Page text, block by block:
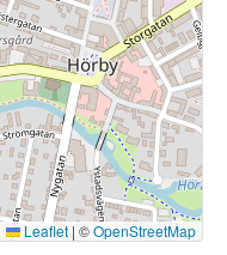
Leaflet | ©OpenStreetMap